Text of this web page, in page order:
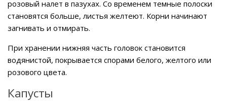
розовый налет в пазухах. Со временем темные полоски
становятся больше, листья желтеют. Корни начинают
загнивать и отмирать.
При хранении нижняя часть головок становится
водянистой, покрывается спорами белого, желтого или
розового цвета.
Капусты